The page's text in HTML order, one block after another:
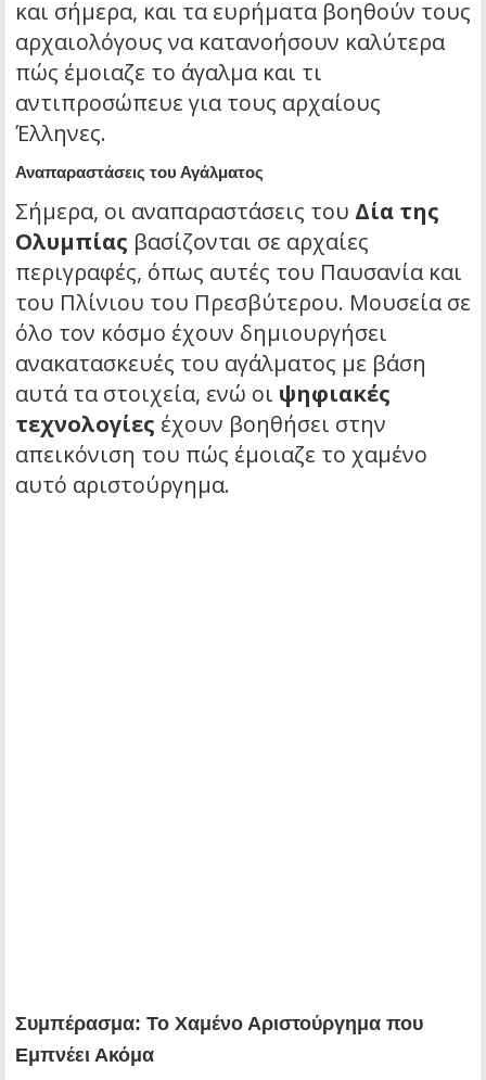
και σήμερα, και τα ευρήματα βοηθούν τους
αρχαιολόγους να κατανοήσουν καλύτερα
πώς έμοιαζε το άγαλμα και τι
αντιπροσώπευε για τους αρχαίους
Έλληνες.
Αναπαραστάσεις του Αγάλματος
Σήμερα, οι αναπαραστάσεις του Δία της
Ολυμπίας βασίζονται σε αρχαίες
περιγραφές, όπως αυτές του Παυσανία και
του Πλίνιου του Πρεσβύτερου. Μουσεία σε
όλο τον κόσμο έχουν δημιουργήσει
ανακατασκευές του αγάλματος με βάση
αυτά τα στοιχεία, ενώ οι ψηφιακές
τεχνολογίες έχουν βοηθήσει στην
απεικόνιση του πώς έμοιαζε το χαμένο
αυτό αριστούργημα.
Συμπέρασμα: Το Χαμένο Αριστούργημα που
Εμπνέει Ακόμα